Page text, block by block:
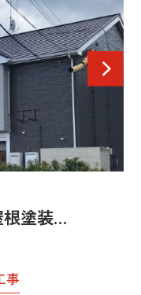
根塗装…
事